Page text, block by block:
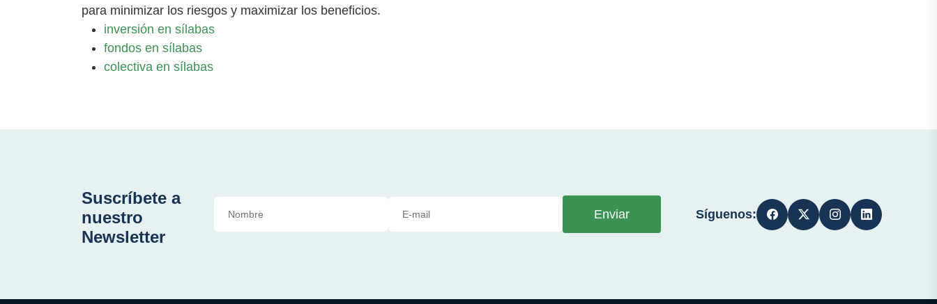
para minimizar los riesgos y maximizar los beneficios.
inversión en sílabas
fondos en sílabas
colectiva en sílabas
Suscríbete a
nuestro
Newsletter
Enviar Síguenos: